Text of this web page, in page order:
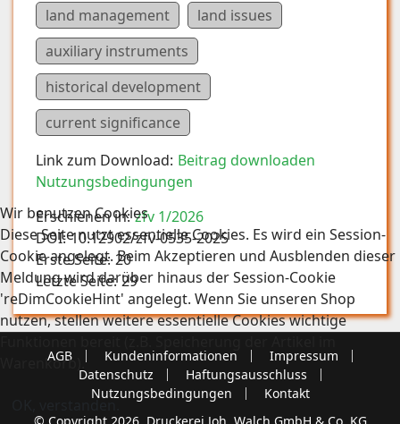
land management
land issues
auxiliary instruments
historical development
current significance
Link zum Download: Beitrag downloaden
Nutzungsbedingungen
Erschienen in: zfv 1/2026
DOI: 10.12902/zfv-0535-2025
Erste Seite: 20
Letzte Seite: 29
AGB Kundeninformationen
Impressum
Datenschutz
Haftungsausschluss
Nutzungsbedingungen
Kontakt
Wir benutzen Cookies
Diese Seite nutzt essentielle Cookies. Es wird ein Session-
Cookie angelegt. Beim Akzeptieren und Ausblenden dieser
Meldung wird darüber hinaus der Session-Cookie
'reDimCookieHint' angelegt. Wenn Sie unseren Shop
nutzen, stellen weitere essentielle Cookies wichtige
Warenkorb).